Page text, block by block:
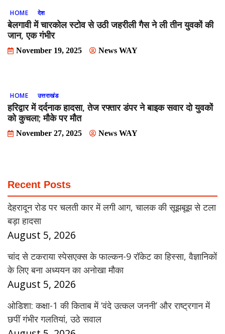
HOME देश
बेलगावी में चारकोल स्टोव से उठी जहरीली गैस ने ली तीन युवकों की
जान, एक गंभीर
November 19, 2025 News WAY
HOME उत्तराखंड
हरिद्वार में दर्दनाक हादसा, तेज रफ्तार डंपर ने बाइक सवार दो युवकों
को कुचला; मौके पर मौत
November 27, 2025 News WAY
Recent Posts
देहरादून रोड पर चलती कार में लगी आग, चालक की सूझबूझ से टला
बड़ा हादसा
August 5, 2026
चांद से टकराया स्पेसएक्स के फाल्कन-9 रॉकेट का हिस्सा, वैज्ञानिकों
के लिए बना अध्ययन का अनोखा मौका
August 5, 2026
ओडिशा: कक्षा-1 की किताब में ‘वंदे उत्कल जननी’ और राष्ट्रगान में
छपीं गंभीर गलतियां, उठे सवाल